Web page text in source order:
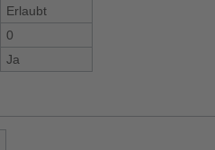
Erlaubt
0
Ja